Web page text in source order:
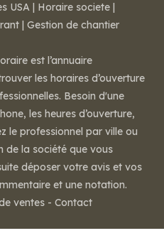
USA | Horaire societe |
| Gestion de chantier
est l’annuaire
les horaires d’ouverture
Besoin d'une
les heures d’ouverture,
le professionnel par ville ou
de la société que vous
déposer votre avis et vos
et une notation.
ventes - Contact